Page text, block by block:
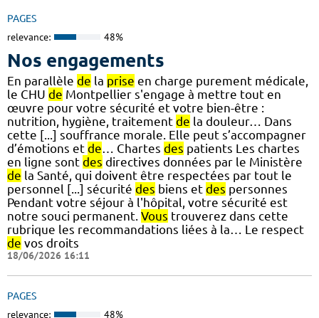
PAGES
relevance: 48%
Nos engagements
En parallèle de la prise en charge purement médicale,
le CHU de Montpellier s'engage à mettre tout en
œuvre pour votre sécurité et votre bien-être :
nutrition, hygiène, traitement de la douleur… Dans
cette [...] souffrance morale. Elle peut s’accompagner
d’émotions et de… Chartes des patients Les chartes
en ligne sont des directives données par le Ministère
de la Santé, qui doivent être respectées par tout le
personnel [...] sécurité des biens et des personnes
Pendant votre séjour à l'hôpital, votre sécurité est
notre souci permanent. Vous trouverez dans cette
rubrique les recommandations liées à la… Le respect
de vos droits
18/06/2026 16:11
PAGES
relevance: 48%